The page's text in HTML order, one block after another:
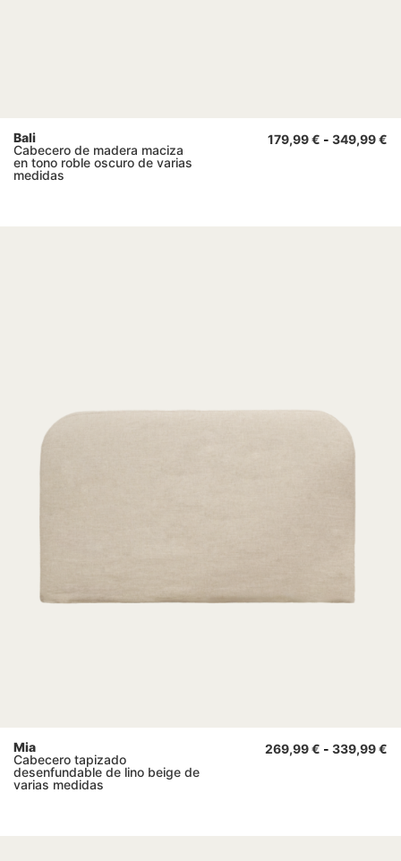
Bali
Cabecero de madera maciza
en tono roble oscuro de varias
medidas
179,99€ - 349,99€
Mia
Cabecero tapizado
desenfundable de lino beige de
varias medidas
269,99€ - 339,99€